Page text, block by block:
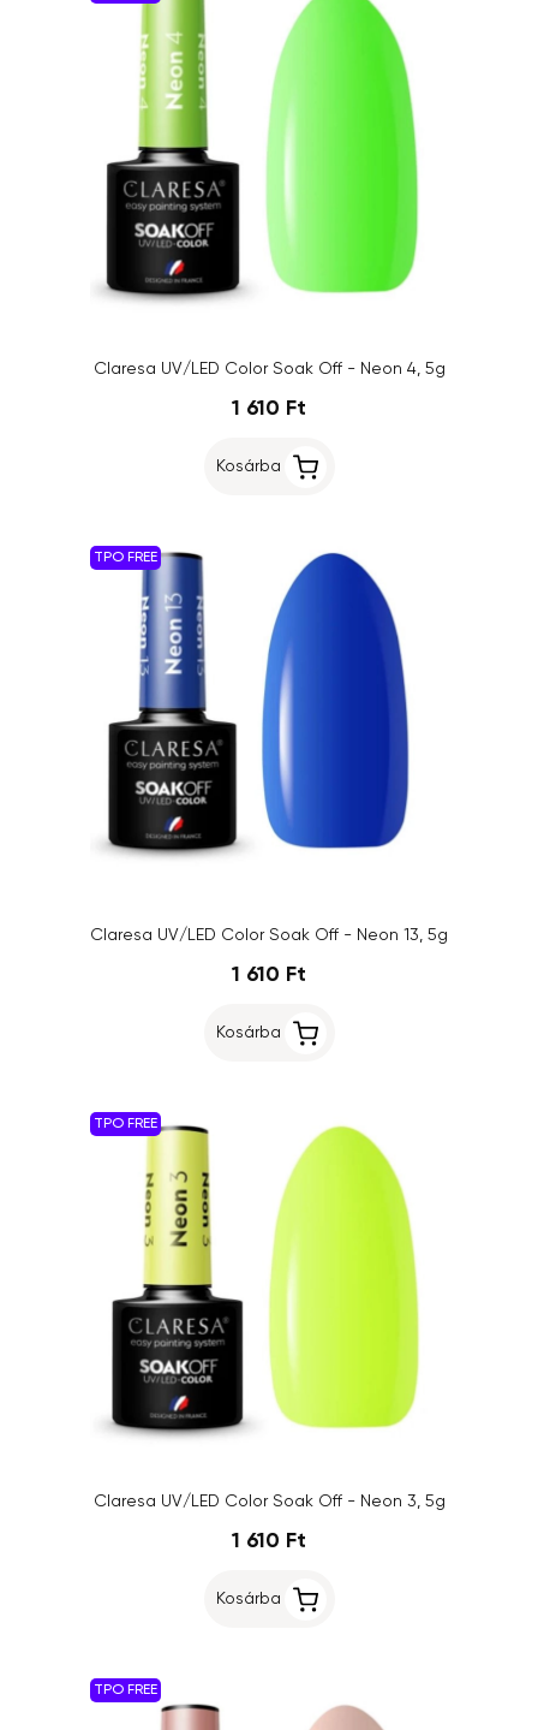
Claresa UV/LED Color Soak Off - Neon 4, 5g
1 610 Ft
Kosárba
TPO FREE
Claresa UV/LED Color Soak Off - Neon 13, 5g
1 610 Ft
Kosárba
TPO FREE
Claresa UV/LED Color Soak Off - Neon 3, 5g
1 610 Ft
Kosárba
TPO FREE